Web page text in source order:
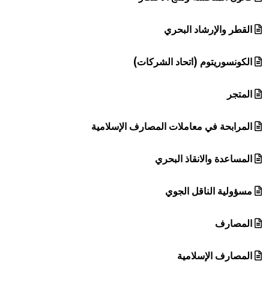
القطر والإرشاد البحري
الكونسوريتوم (اتحاد الشركات)
المتجر
المرابحة في معاملات المصارف الإسلامية
المساعدة والانقاذ البحري
مسؤولية الناقل الجوي
المصارف
المصارف الإسلامية